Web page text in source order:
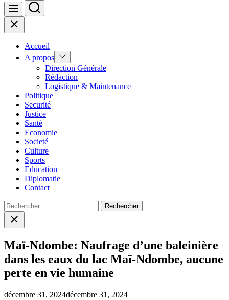
Menu Search
Close
Accueil
A propos Show
sub
menu
Direction Générale
Rédaction
Logistique & Maintenance
Politique
Securité
Justice
Santé
Economie
Societé
Culture
Sports
Education
Diplomatie
Contact
Rechercher :
Close
search
Maï-Ndombe: Naufrage d’une baleinière
dans les eaux du lac Maï-Ndombe, aucune
perte en vie humaine
décembre 31, 2024décembre 31, 2024